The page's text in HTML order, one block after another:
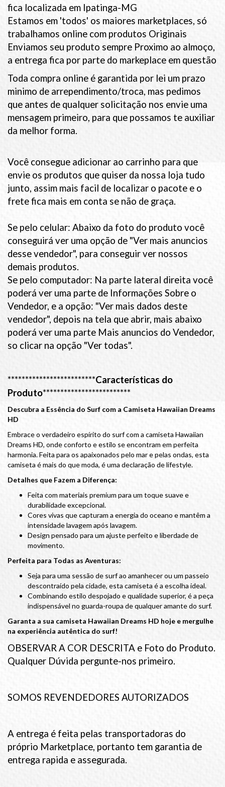
fica localizada em Ipatinga-MG
Estamos em 'todos' os maiores marketplaces, só
trabalhamos online com produtos Originais
Enviamos seu produto sempre Proximo ao almoço,
a entrega fica por parte do markeplace em questão
Toda compra online é garantida por lei um prazo
minimo de arrependimento/troca, mas pedimos
que antes de qualquer solicitação nos envie uma
mensagem primeiro, para que possamos te auxiliar
da melhor forma.
Você consegue adicionar ao carrinho para que
envie os produtos que quiser da nossa loja tudo
junto, assim mais facil de localizar o pacote e o
frete fica mais em conta se não de graça.
Se pelo celular: Abaixo da foto do produto você
conseguirá ver uma opção de "Ver mais anuncios
desse vendedor", para conseguir ver nossos
demais produtos.
Se pelo computador: Na parte lateral direita você
poderá ver uma parte de Informações Sobre o
Vendedor, e a opção: "Ver mais dados deste
vendedor", depois na tela que abrir, mais abaixo
poderá ver uma parte Mais anuncios do Vendedor,
so clicar na opção "Ver todas".
*************************Características do
Produto*************************
Descubra a Essência do Surf com a Camiseta Hawaiian Dreams
HD
Embrace o verdadeiro espírito do surf com a camiseta Hawaiian
Dreams HD, onde conforto e estilo se encontram em perfeita
harmonia. Feita para os apaixonados pelo mar e pelas ondas, esta
camiseta é mais do que moda, é uma declaração de lifestyle.
Detalhes que Fazem a Diferença:
Feita com materiais premium para um toque suave e
durabilidade excepcional.
Cores vivas que capturam a energia do oceano e mantêm a
intensidade lavagem após lavagem.
Design pensado para um ajuste perfeito e liberdade de
movimento.
Perfeita para Todas as Aventuras:
Seja para uma sessão de surf ao amanhecer ou um passeio
descontraído pela cidade, esta camiseta é a escolha ideal.
Combinando estilo despojado e qualidade superior, é a peça
indispensável no guarda-roupa de qualquer amante do surf.
Garanta a sua camiseta Hawaiian Dreams HD hoje e mergulhe
na experiência autêntica do surf!
OBSERVAR A COR DESCRITA e Foto do Produto.
Qualquer Dúvida pergunte-nos primeiro.
SOMOS REVENDEDORES AUTORIZADOS
A entrega é feita pelas transportadoras do
próprio Marketplace, portanto tem garantia de
entrega rapida e assegurada.